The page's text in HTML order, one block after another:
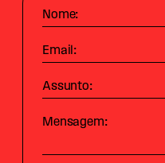
Nome:
Email:
Assunto:
Mensagem: